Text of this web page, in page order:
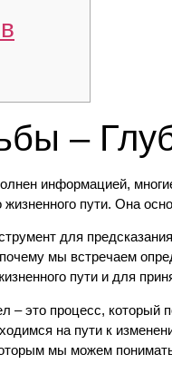
–
информацией,
пути. Она
для
мы встречаем
пути и для
это процесс, который
на пути к
мы можем